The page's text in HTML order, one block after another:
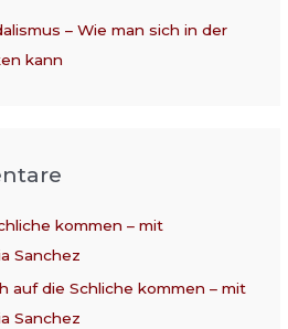
– Wie man sich in der
kann
kommen – mit
Sanchez
auf die Schliche kommen – mit
Sanchez